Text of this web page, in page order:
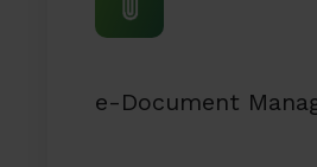
e-Document